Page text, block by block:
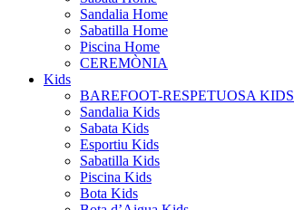
Sandalia Home
Sabatilla Home
Piscina Home
CEREMÒNIA
Kids
BAREFOOT-RESPETUOSA KIDS
Sandalia Kids
Sabata Kids
Esportiu Kids
Sabatilla Kids
Piscina Kids
Bota Kids